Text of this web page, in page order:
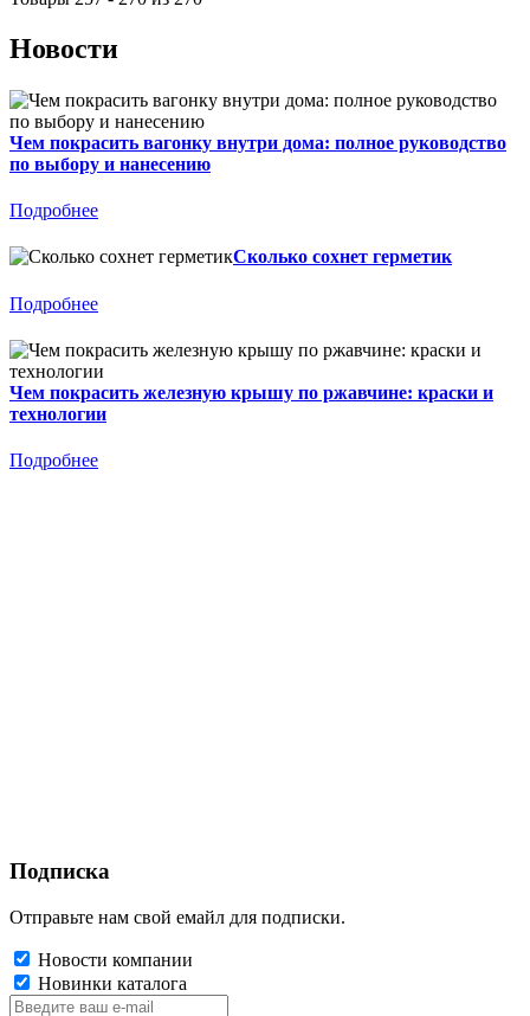
Новости
Чем покрасить вагонку внутри дома: полное руководство
по выбору и нанесению
Подробнее
Сколько сохнет герметик
Подробнее
Чем покрасить железную крышу по ржавчине: краски и
технологии
Подробнее
Подписка
Отправьте нам свой емайл для подписки.
Новости компании
Новинки каталога